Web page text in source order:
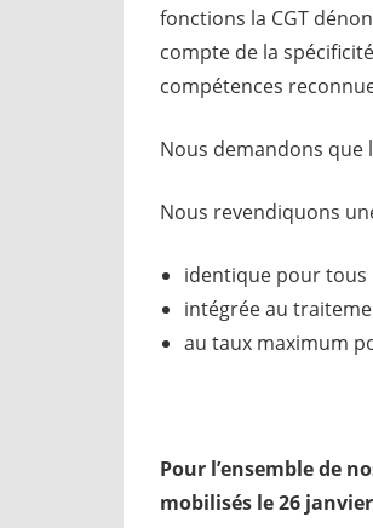
fonctions la CGT
compte de la
compétences
Nous demandons que
Nous revendiquons
identique pour tous
intégrée au
au taux maximum
Pour l’ensemble de
mobilisés le 26